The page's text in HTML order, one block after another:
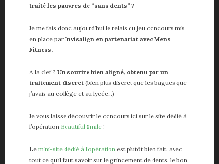
traité les pauvres de “sans dents” ?
Je me fais donc aujourd’hui le relais du jeu concours mis
en place par Invisalign en partenariat avec Mens
Fitness.
A la clef ? Un sourire bien aligné, obtenu par un
traitement discret (bien plus discret que les bagues que
j’avais au collège et au lycée…)
Je vous laisse découvrir le concours ici sur le site dédié à
l’opération Beautiful Smile !
Le mini-site dédié à l’opération est plutôt bien fait, avec
tout ce qu’il faut savoir sur le grincement de dents, le bon